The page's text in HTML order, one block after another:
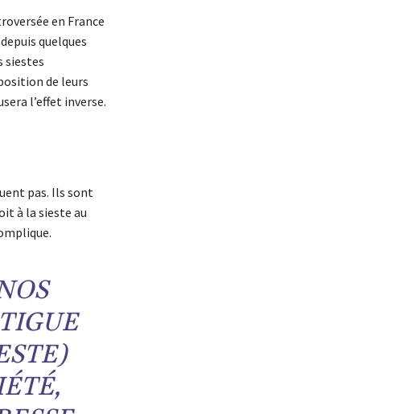
en France
quelques
siestes
de leurs
l’effet inverse.
pas. Ils sont
à la sieste au